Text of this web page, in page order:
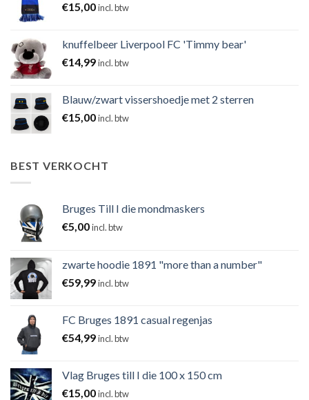
€15,00incl. btw
knuffelbeer Liverpool FC 'Timmy bear'
€14,99incl. btw
Blauw/zwart vissershoedje met 2 sterren
€15,00incl. btw
BEST VERKOCHT
Bruges Till I die mondmaskers
€5,00incl. btw
zwarte hoodie 1891 "more than a number"
€59,99incl. btw
FC Bruges 1891 casual regenjas
€54,99incl. btw
Vlag Bruges till I die 100 x 150 cm
€15,00incl. btw